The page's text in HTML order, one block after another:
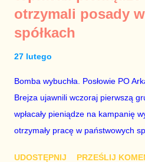
rządzącej i – przynajmniej
państwie, sprawy prywatne nie
całego państwa. Zastrzeżenie
konieczne, ponieważ mamy do
wyjątkowo wątpliwej reputacji, ale
informacje nie zostały w żaden
oskarżany polityk milczy. Tygod...
otrzymali posady
spółkach
27 lutego
Bomba wybuchła. Posłowie PO
Brejza ujawnili wczoraj pierwszą
wpłacały pieniądze na kampanię
otrzymały pracę w państwowych
UDOSTĘPNIJ PRZEŚLIJ